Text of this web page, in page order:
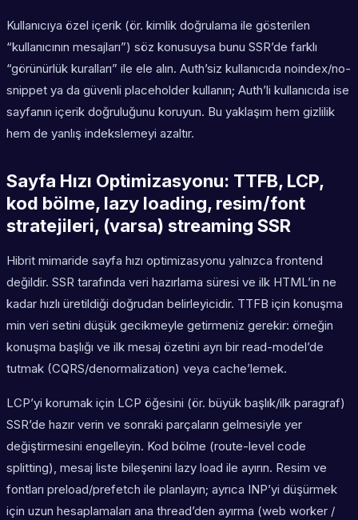
Kullanıcıya özel içerik (ör. kimlik doğrulama ile gösterilen
“kullanıcının mesajları”) söz konusuysa bunu SSR’de farklı
“görünürlük kuralları” ile ele alın. Auth’siz kullanıcıda noindex/no-
snippet ya da güvenli placeholder kullanın; Auth’li kullanıcıda ise
sayfanın içerik doğruluğunu koruyun. Bu yaklaşım hem gizlilik
hem de yanlış indekslemeyi azaltır.
Sayfa Hızı Optimizasyonu: TTFB, LCP,
kod bölme, lazy loading, resim/font
stratejileri, (varsa) streaming SSR
Hibrit mimaride sayfa hızı optimizasyonu yalnızca frontend
değildir. SSR tarafında veri hazırlama süresi ve ilk HTML’in ne
kadar hızlı üretildiği doğrudan belirleyicidir. TTFB için konuşma
min veri setini düşük gecikmeyle getirmeniz gerekir: örneğin
konuşma başlığı ve ilk mesaj özetini ayrı bir read-model’de
tutmak (CQRS/denormalization) veya cache’lemek.
LCP’yi korumak için LCP öğesini (ör. büyük başlık/ilk paragraf)
SSR’de hazır verin ve sonraki parçaların gelmesiyle yer
değiştirmesini engelleyin. Kod bölme (route-level code
splitting), mesaj liste bileşenini lazy load ile ayırın. Resim ve
fontları preload/prefetch ile planlayın; ayrıca INP’yi düşürmek
için uzun hesaplamaları ana thread’den ayırma (web worker /